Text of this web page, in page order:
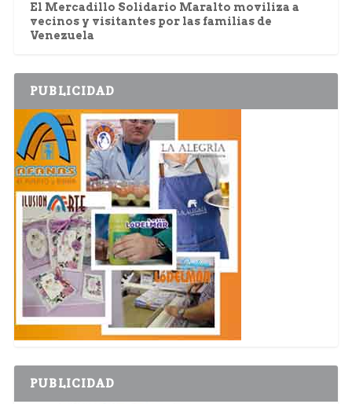
El Mercadillo Solidario Maralto moviliza a
vecinos y visitantes por las familias de
Venezuela
PUBLICIDAD
PUBLICIDAD